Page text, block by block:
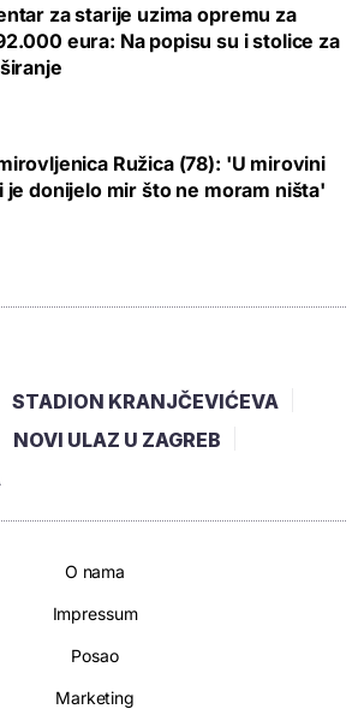
za starije uzima opremu za
eura: Na popisu su i stolice za
Ružica (78): 'U mirovini
je donijelo mir što ne moram ništa'
STADION KRANJČEVIĆEVA
NOVI ULAZ U ZAGREB
O nama
Impressum
Posao
Marketing